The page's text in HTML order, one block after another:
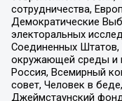
сотрудничества,
Демократические
электоральных
Соединенных Штатов,
окружающей среды и
Россия, Всемирный
совет, Человек в
Джеймстаунский